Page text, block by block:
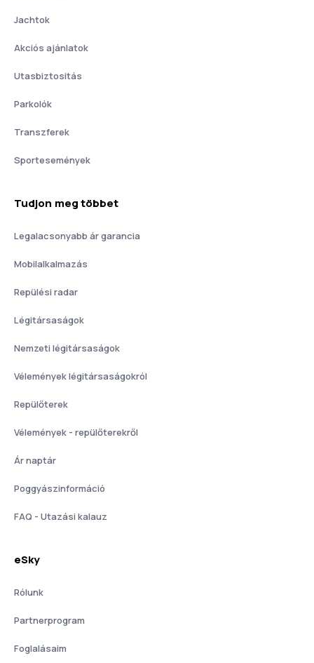
Jachtok
Akciós ajánlatok
Utasbiztositás
Parkolók
Transzferek
Sportesemények
Tudjon meg többet
Legalacsonyabb ár garancia
Mobilalkalmazás
Repülési radar
Légitársaságok
Nemzeti légitársaságok
Vélemények légitársaságokról
Repülőterek
Vélemények - repülőterekről
Ár naptár
Poggyászinformáció
FAQ - Utazási kalauz
eSky
Rólunk
Partnerprogram
Foglalásaim